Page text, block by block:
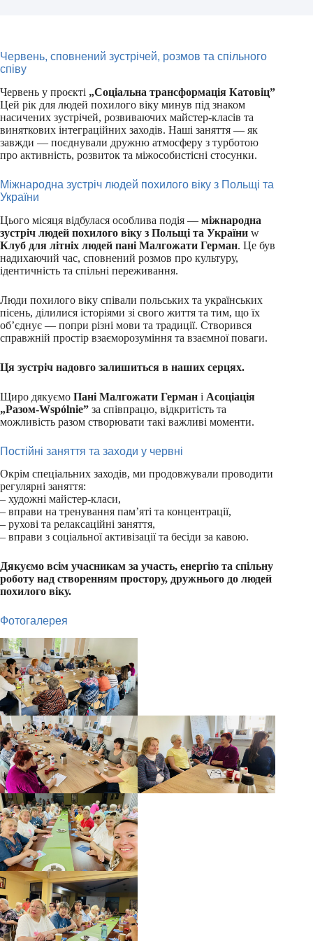
Червень, сповнений зустрічей, розмов та спільного
співу
Червень у проєкті „Соціальна трансформація Катовіц”
Цей рік для людей похилого віку минув під знаком
насичених зустрічей, розвиваючих майстер-класів та
виняткових інтеграційних заходів. Наші заняття — як
завжди — поєднували дружню атмосферу з турботою
про активність, розвиток та міжособистісні стосунки.
Міжнародна зустріч людей похилого віку з Польщі та
України
Цього місяця відбулася особлива подія — міжнародна
зустріч людей похилого віку з Польщі та України w
Клуб для літніх людей пані Малгожати Герман. Це був
надихаючий час, сповнений розмов про культуру,
ідентичність та спільні переживання.
Люди похилого віку співали польських та українських
пісень, ділилися історіями зі свого життя та тим, що їх
об’єднує — попри різні мови та традиції. Створився
справжній простір взаєморозуміння та взаємної поваги.
Ця зустріч надовго залишиться в наших серцях.
Щиро дякуємо Пані Малгожати Герман і Асоціація
„Разом-Wspólnie” за співпрацю, відкритість та
можливість разом створювати такі важливі моменти.
Постійні заняття та заходи у червні
Окрім спеціальних заходів, ми продовжували проводити
регулярні заняття:
– художні майстер-класи,
– вправи на тренування пам’яті та концентрації,
– рухові та релаксаційні заняття,
– вправи з соціальної активізації та бесіди за кавою.
Дякуємо всім учасникам за участь, енергію та спільну
роботу над створенням простору, дружнього до людей
похилого віку.
Фотогалерея